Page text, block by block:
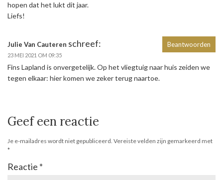
hopen dat het lukt dit jaar.
Liefs!
Julie Van Cauteren schreef:
23 MEI 2021 OM 09:35
Fins Lapland is onvergetelijk. Op het vliegtuig naar huis zeiden we
tegen elkaar: hier komen we zeker terug naartoe.
Beantwoorden
Geef een reactie
Je e-mailadres wordt niet gepubliceerd. Vereiste velden zijn gemarkeerd met
*
Reactie *